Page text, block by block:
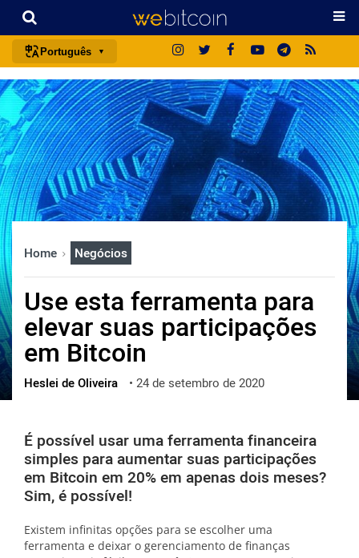
Português
português (BR)
english
español
français
italiano
deutsch
中文
한국어
العربية
ქართული
vietnamese
Home Negócios
Use esta ferramenta para
elevar suas participações
em Bitcoin
Heslei de Oliveira • 24 de setembro de 2020
É possível usar uma ferramenta financeira
simples para aumentar suas participações
em Bitcoin em 20% em apenas dois meses?
Sim, é possível!
Existem infinitas opções para se escolher uma
ferramenta e deixar o gerenciamento de finanças